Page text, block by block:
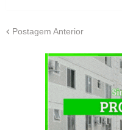
Postagem Anterior